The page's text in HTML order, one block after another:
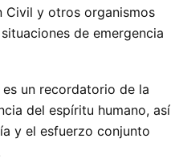
Civil y otros organismos
de emergencia
un recordatorio de la
del espíritu humano, así
y el esfuerzo conjunto